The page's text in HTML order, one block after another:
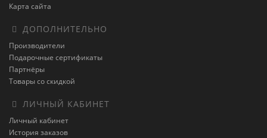
Карта сайта
ДОПОЛНИТЕЛЬНО
Производители
Подарочные сертификаты
Партнёры
Товары со скидкой
ЛИЧНЫЙ КАБИНЕТ
Личный кабинет
История заказов